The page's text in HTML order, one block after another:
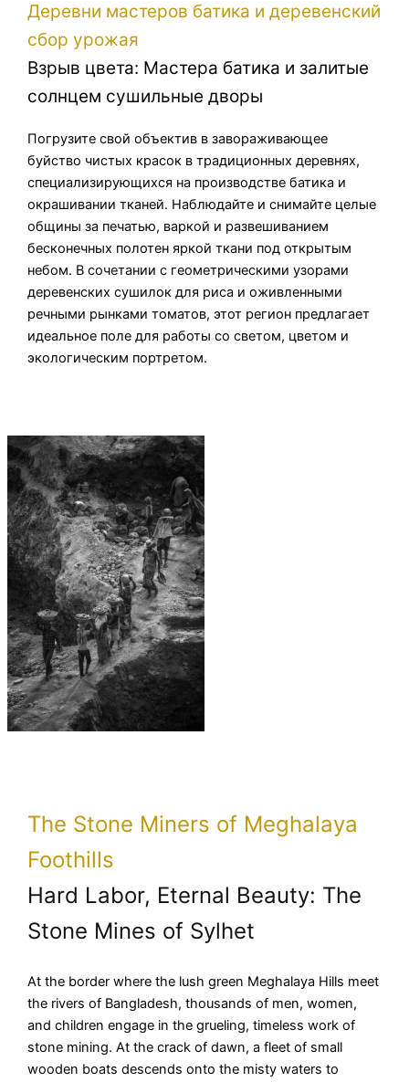
Деревни мастеров батика и деревенский
сбор урожая
Взрыв цвета: Мастера батика и залитые
солнцем сушильные дворы
Погрузите свой объектив в завораживающее
буйство чистых красок в традиционных деревнях,
специализирующихся на производстве батика и
окрашивании тканей. Наблюдайте и снимайте целые
общины за печатью, варкой и развешиванием
бесконечных полотен яркой ткани под открытым
небом. В сочетании с геометрическими узорами
деревенских сушилок для риса и оживленными
речными рынками томатов, этот регион предлагает
идеальное поле для работы со светом, цветом и
экологическим портретом.
The Stone Miners of Meghalaya
Foothills
Hard Labor, Eternal Beauty: The
Stone Mines of Sylhet
At the border where the lush green Meghalaya Hills meet
the rivers of Bangladesh, thousands of men, women,
and children engage in the grueling, timeless work of
stone mining. At the crack of dawn, a fleet of small
wooden boats descends onto the misty waters to